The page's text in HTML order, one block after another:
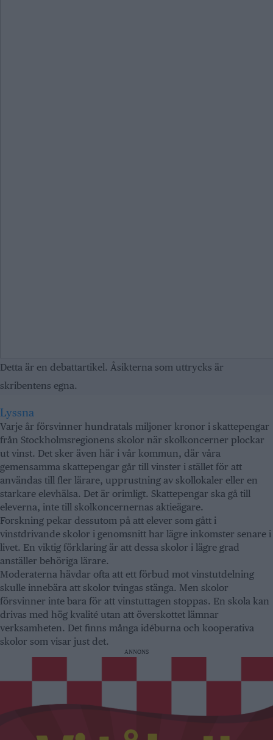
Detta är en debattartikel. Åsikterna som uttrycks är
skribentens egna.
Lyssna
Varje år försvinner hundratals miljoner kronor i skattepengar
från Stockholmsregionens skolor när skolkoncerner plockar
ut vinst. Det sker även här i vår kommun, där våra
gemensamma skattepengar går till vinster i stället för att
användas till fler lärare, upprustning av skollokaler eller en
starkare elevhälsa. Det är orimligt. Skattepengar ska gå till
eleverna, inte till skolkoncernernas aktieägare.
Forskning pekar dessutom på att elever som gått i
vinstdrivande skolor i genomsnitt har lägre inkomster senare i
livet. En viktig förklaring är att dessa skolor i lägre grad
anställer behöriga lärare.
Moderaterna hävdar ofta att ett förbud mot vinstutdelning
skulle innebära att skolor tvingas stänga. Men skolor
försvinner inte bara för att vinstuttagen stoppas. En skola kan
drivas med hög kvalité utan att överskottet lämnar
verksamheten. Det finns många idéburna och kooperativa
skolor som visar just det.
ANNONS